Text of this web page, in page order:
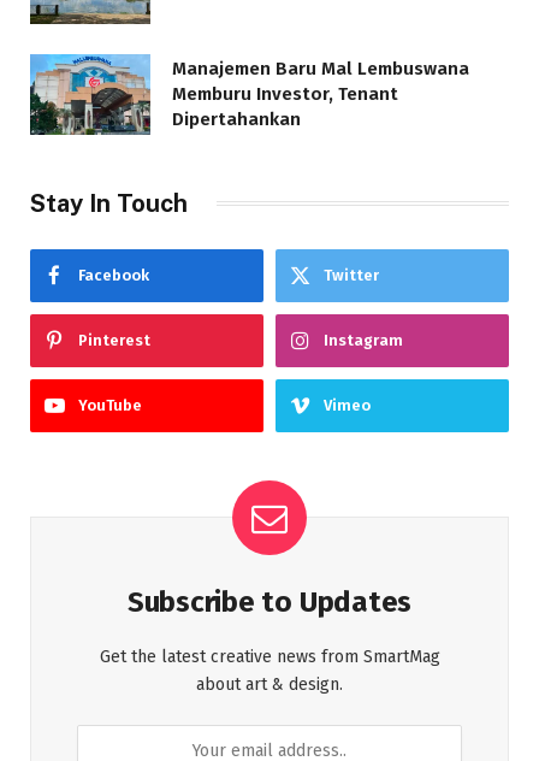
Manajemen Baru Mal Lembuswana
Memburu Investor, Tenant
Dipertahankan
Stay In Touch
Facebook Twitter
Pinterest Instagram
YouTube Vimeo
Subscribe to Updates
Get the latest creative news from SmartMag
about art & design.